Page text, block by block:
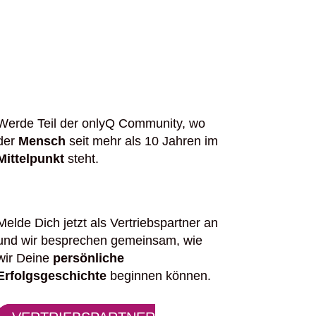
Teil der onlyQ Community, wo
Mensch seit mehr als 10 Jahren im
steht.
Dich jetzt als Vertriebspartner an
wir besprechen gemeinsam, wie
Deine persönliche
beginnen können.